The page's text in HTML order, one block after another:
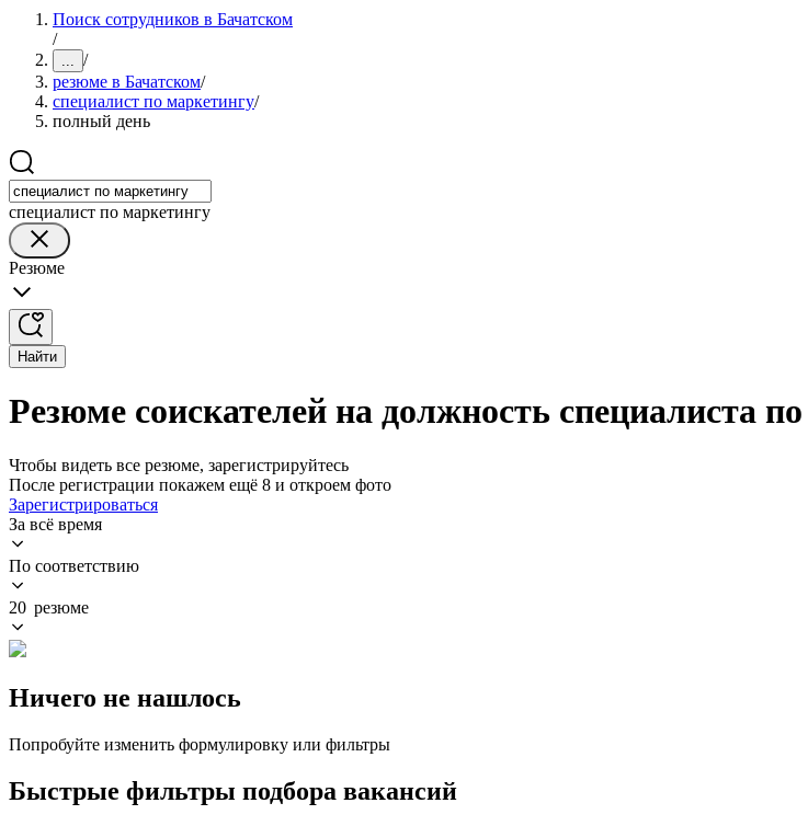
Поиск сотрудников в Бачатском
/
... /
резюме в Бачатском/
специалист по маркетингу/
полный день
специалист по маркетингу
Резюме
Найти
Резюме соискателей на должность специалиста
Чтобы видеть все резюме, зарегистрируйтесь
После регистрации покажем ещё 8 и откроем фото
Зарегистрироваться
За всё время
По соответствию
20 резюме
Ничего не нашлось
Попробуйте изменить формулировку или фильтры
Быстрые фильтры подбора вакансий